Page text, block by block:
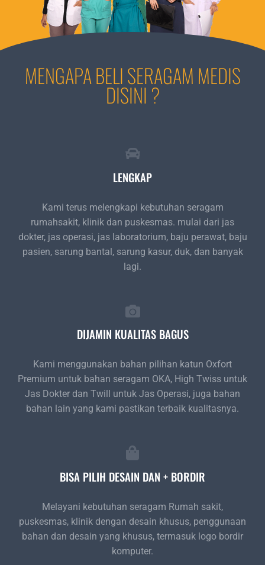
MENGAPA BELI SERAGAM MEDIS
DISINI ?
LENGKAP
Kami terus melengkapi kebutuhan seragam
rumahsakit, klinik dan puskesmas. mulai dari jas
dokter, jas operasi, jas laboratorium, baju perawat, baju
pasien, sarung bantal, sarung kasur, duk, dan banyak
lagi.
DIJAMIN KUALITAS BAGUS
Kami menggunakan bahan pilihan katun Oxfort
Premium untuk bahan seragam OKA, High Twiss untuk
Jas Dokter dan Twill untuk Jas Operasi, juga bahan
bahan lain yang kami pastikan terbaik kualitasnya.
BISA PILIH DESAIN DAN + BORDIR
Melayani kebutuhan seragam Rumah sakit,
puskesmas, klinik dengan desain khusus, penggunaan
bahan dan desain yang khusus, termasuk logo bordir
komputer.